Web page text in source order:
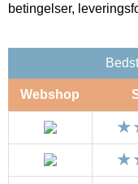
betingelser,
Webshop